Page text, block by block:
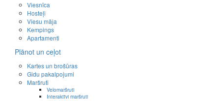
Viesnīca
Hosteļi
Viesu māja
Kempings
Apartamenti
Plānot un ceļot
Kartes un brošūras
Gidu pakalpojumi
Maršruti
Velomaršruti
Interaktīvi maršruti